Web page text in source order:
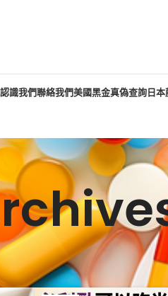
認識我們聯絡我們美國黑金真偽查詢日